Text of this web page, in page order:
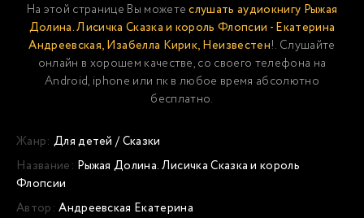
На этой странице Вы можетеслушать аудиокнигу Рыжая
Долина. Лисичка Сказка и король Флопсии - Екатерина
Андреевская, Изабелла Кирик, Неизвестен!. Слушайте
онлайн в хорошем качестве, со своего телефона на
Android, iphone или пк в любое время абсолютно
бесплатно.
Жанр: Для детей /Сказки
Название: Рыжая Долина. Лисичка Сказка и король
Флопсии
Автор: Андреевская Екатерина